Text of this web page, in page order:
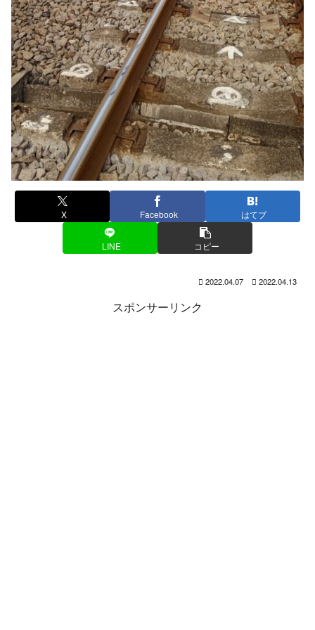
X Facebook はてブ
LINE コピー
2022.04.07 2022.04.13
スポンサーリンク